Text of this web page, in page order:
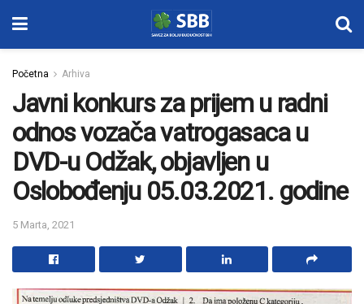
Početna Arhiva
Javni konkurs za prijem u radni
odnos vozača vatrogasaca u
DVD-u Odžak, objavljen u
Oslobođenju 05.03.2021. godine
5 Marta, 2021